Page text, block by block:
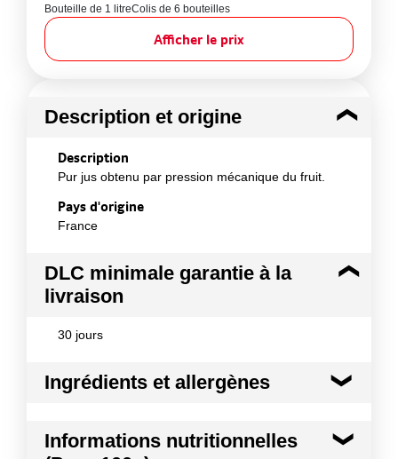
Bouteille de 1 litreColis de 6 bouteilles
Afficher le prix
Description et origine
Description
Pur jus obtenu par pression mécanique du fruit.
Pays d'origine
France
DLC minimale garantie à la
livraison
30 jours
Ingrédients et allergènes
Pomme*
Informations nutritionnelles